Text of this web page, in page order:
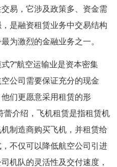
易，它涉及政策多、资金需
是融资租赁业务中交易结构
为激烈的金融业务之一。
?“航空运输业是资本密集
公司需要保证充分的现金
们更愿意采用租赁的形
蕾介绍，飞机租赁是指租赁机
制造商购买飞机，并租赁给
不仅可以降低航空公司引进
机队的灵活性及交付速度，